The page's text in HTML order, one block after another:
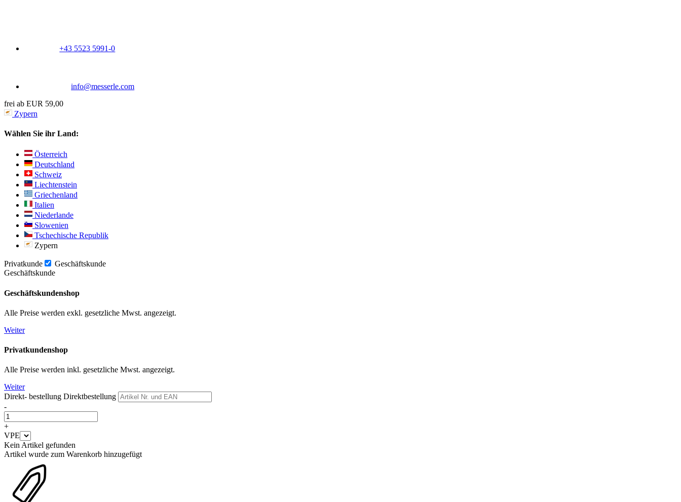
+43 5523 5991-0
info@messerle.com
frei ab EUR 59,00
Zypern
Wählen Sie ihr Land:
Österreich
Deutschland
Schweiz
Liechtenstein
Griechenland
Italien
Niederlande
Slowenien
Tschechische Republik
Zypern
Privatkunde
Geschäftskunde
Geschäftskunde
Geschäftskundenshop
Alle Preise werden exkl. gesetzliche Mwst. angezeigt.
Weiter
Privatkundenshop
Alle Preise werden inkl. gesetzliche Mwst. angezeigt.
Weiter
Direkt- bestellung Direktbestellung
-
+
VPE
Kein Artikel gefunden
Artikel wurde zum Warenkorb hinzugefügt